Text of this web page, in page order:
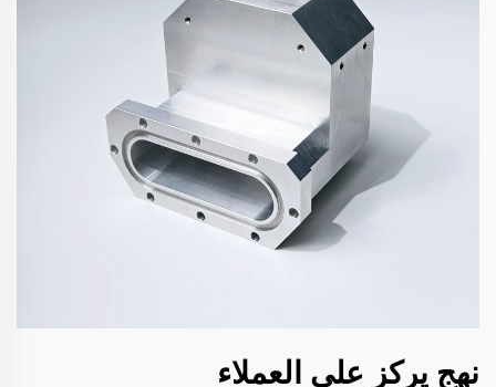
نهج يركز على العملاء